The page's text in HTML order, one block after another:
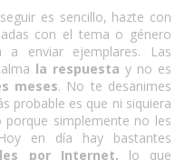
es sencillo, hazte con
con el tema o género
enviar ejemplares. Las
la respuesta y no es
meses. No te desanimes
probable es que ni siquiera
simplemente no les
en día hay bastantes
por Internet, lo que